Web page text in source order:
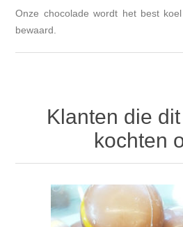
Onze chocolade wordt het best
bewaard.
Klanten die
kochten